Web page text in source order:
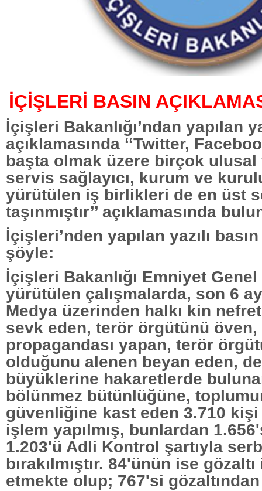
İÇİŞLERİ BASIN
İçişleri Bakanlığı’ndan yapılan
açıklamasında ‘‘Twitter,
başta olmak üzere birçok ulusal
servis sağlayıcı, kurum ve
yürütülen iş birlikleri de en üst
taşınmıştır’’ açıklamasında
İçişleri’nden yapılan yazılı
şöyle:
İçişleri Bakanlığı Emniyet
yürütülen çalışmalarda, son 6
Medya üzerinden halkı kin
sevk eden, terör örgütünü
propagandası yapan, terör
olduğunu alenen beyan eden,
büyüklerine hakaretlerde
bölünmez bütünlüğüne,
güvenliğine kast eden 3.710 kişi
işlem yapılmış, bunlardan
1.203'ü Adli Kontrol şartıyla
bırakılmıştır. 84'ünün ise
etmekte olup; 767'si gözaltından